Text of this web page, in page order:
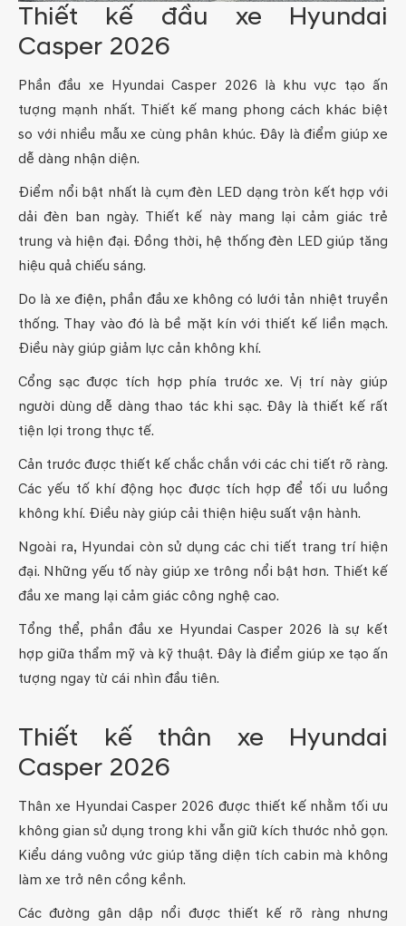
Thiết kế đầu xe Hyundai
Casper 2026
Phần đầu xe Hyundai Casper 2026 là khu vực tạo ấn
tượng mạnh nhất. Thiết kế mang phong cách khác biệt
so với nhiều mẫu xe cùng phân khúc. Đây là điểm giúp xe
dễ dàng nhận diện.
Điểm nổi bật nhất là cụm đèn LED dạng tròn kết hợp với
dải đèn ban ngày. Thiết kế này mang lại cảm giác trẻ
trung và hiện đại. Đồng thời, hệ thống đèn LED giúp tăng
hiệu quả chiếu sáng.
Do là xe điện, phần đầu xe không có lưới tản nhiệt truyền
thống. Thay vào đó là bề mặt kín với thiết kế liền mạch.
Điều này giúp giảm lực cản không khí.
Cổng sạc được tích hợp phía trước xe. Vị trí này giúp
người dùng dễ dàng thao tác khi sạc. Đây là thiết kế rất
tiện lợi trong thực tế.
Cản trước được thiết kế chắc chắn với các chi tiết rõ ràng.
Các yếu tố khí động học được tích hợp để tối ưu luồng
không khí. Điều này giúp cải thiện hiệu suất vận hành.
Ngoài ra, Hyundai còn sử dụng các chi tiết trang trí hiện
đại. Những yếu tố này giúp xe trông nổi bật hơn. Thiết kế
đầu xe mang lại cảm giác công nghệ cao.
Tổng thể, phần đầu xe Hyundai Casper 2026 là sự kết
hợp giữa thẩm mỹ và kỹ thuật. Đây là điểm giúp xe tạo ấn
tượng ngay từ cái nhìn đầu tiên.
Thiết kế thân xe Hyundai
Casper 2026
Thân xe Hyundai Casper 2026 được thiết kế nhằm tối ưu
không gian sử dụng trong khi vẫn giữ kích thước nhỏ gọn.
Kiểu dáng vuông vức giúp tăng diện tích cabin mà không
làm xe trở nên cồng kềnh.
Các đường gân dập nổi được thiết kế rõ ràng nhưng